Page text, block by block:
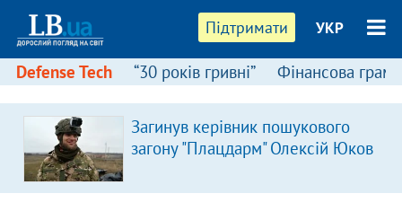
Підтримати УКР
Defense Tech “30 років гривні” Фінансова
Загинув керівник пошукового
загону "Плацдарм" Олексій Юков